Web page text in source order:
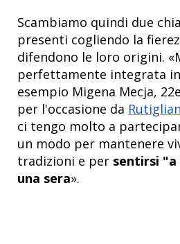
Scambiamo quindi due
presenti cogliendo la
difendono le loro origini.
perfettamente integrata
esempio Migena Mecja,
per l'occasione da
ci tengo molto a
un modo per mantenere
tradizioni e per sentirsi "a
una sera».